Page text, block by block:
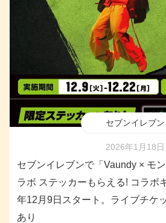
セブンイレブン
2026年1月18日
セブンイレブンで「Vaundy × モ
ラボ ステッカーもらえる! コラボ
年12月9日スタート。ライブチケ
あり